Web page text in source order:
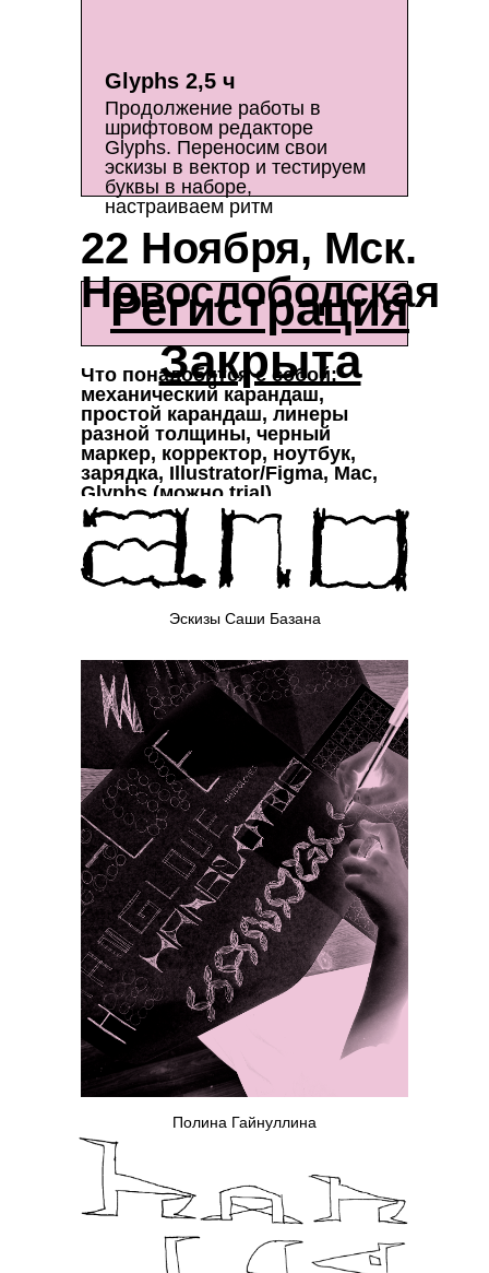
Регистрация
Закрыта
22 Ноября, Мск.
Новослободская
Что понадобится с собой:
механический карандаш,
простой карандаш, линеры
разной толщины, черный
маркер, корректор, ноутбук,
зарядка, Illustrator/Figma, Mac,
Glyphs (можно trial)
Продолжение работы в
шрифтовом редакторе
Glyphs. Переносим свои
эскизы в вектор и тестируем
буквы в наборе,
настраиваем ритм
Glyphs 2,5 ч
Полина Гайнуллина
Эскизы Саши Базана